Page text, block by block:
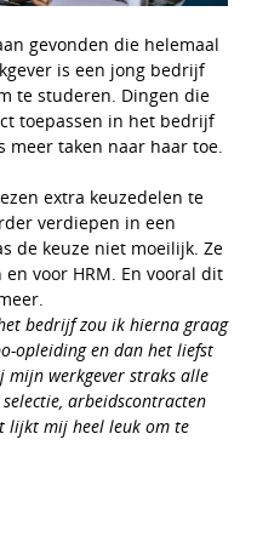
gevonden die helemaal
is een jong bedrijf
te studeren. Dingen die
toepassen in het bedrijf
taken naar haar toe.
extra keuzedelen te
verdiepen in een
de keuze niet moeilijk. Ze
voor HRM. En vooral dit
bedrijf zou ik hierna graag
opleiding en dan het liefst
mijn werkgever straks alle
arbeidscontracten
lijkt mij heel leuk om te